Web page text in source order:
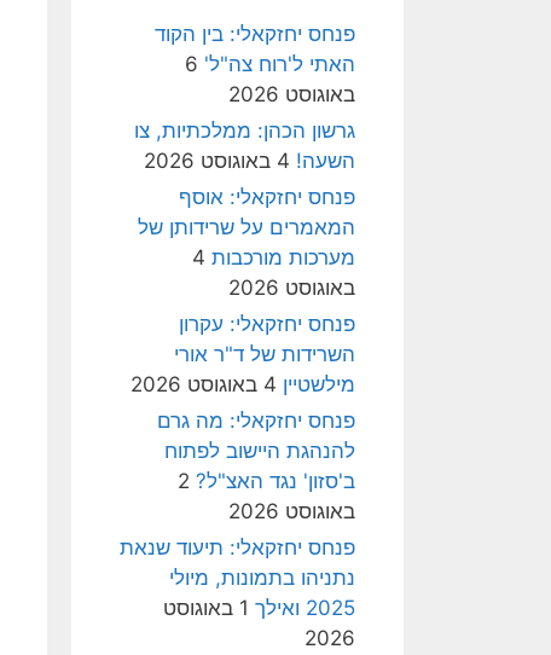
פנחס יחזקאלי: בין הקוד
האתי ל'רוח צה"ל' 6
באוגוסט 2026
גרשון הכהן: ממלכתיות, צו
השעה! 4 באוגוסט 2026
פנחס יחזקאלי: אוסף
המאמרים על שרידותן של
מערכות מורכבות 4
באוגוסט 2026
פנחס יחזקאלי: עקרון
השרידות של ד"ר אורי
מילשטיין 4 באוגוסט 2026
פנחס יחזקאלי: מה גרם
להנהגת היישוב לפתוח
ב'סזון' נגד האצ"ל? 2
באוגוסט 2026
פנחס יחזקאלי: תיעוד שנאת
נתניהו בתמונות, מיולי
2025 ואילך
1 באוגוסט
2026